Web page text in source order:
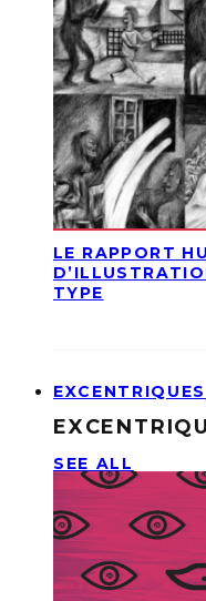
LE RAPPORT
TYPE
EXCENTRIQUES
SEE ALL